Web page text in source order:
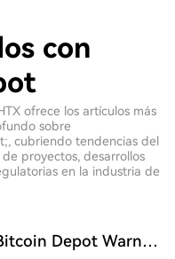
con
ofrece los artículos más
sobre
cubriendo tendencias del
proyectos, desarrollos
en la industria de
Depot Warns